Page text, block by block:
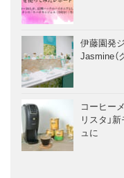
伊藤園発
Jasmine（
コーヒー
リスタ」
ュに